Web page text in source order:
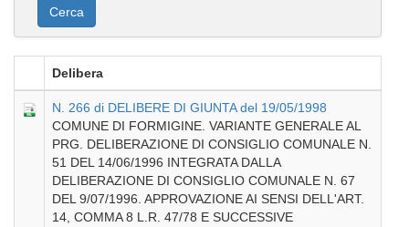
Delibera
N. 266 di DELIBERE DI GIUNTA del 19/05/1998
COMUNE DI FORMIGINE. VARIANTE GENERALE AL
PRG. DELIBERAZIONE DI CONSIGLIO COMUNALE N.
51 DEL 14/06/1996 INTEGRATA DALLA
DELIBERAZIONE DI CONSIGLIO COMUNALE N. 67
DEL 9/07/1996. APPROVAZIONE AI SENSI DELL'ART.
14, COMMA 8 L.R. 47/78 E SUCCESSIVE